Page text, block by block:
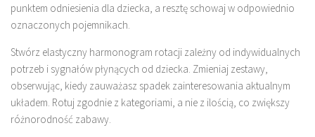
punktem odniesienia dla dziecka, a resztę schowaj w odpowiednio
oznaczonych pojemnikach.
Stwórz elastyczny harmonogram rotacji zależny od indywidualnych
potrzeb i sygnałów płynących od dziecka. Zmieniaj zestawy,
obserwując, kiedy zauważasz spadek zainteresowania aktualnym
układem. Rotuj zgodnie z kategoriami, a nie z ilością, co zwiększy
różnorodność zabawy.